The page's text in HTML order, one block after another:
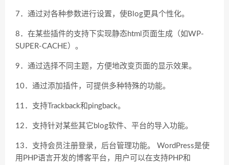
7．通过对各种参数进行设置，使Blog更具个性化。
8．在某些插件的支持下实现静态html页面生成（如WP-
SUPER-CACHE）。
9．通过选择不同主题，方便地改变页面的显示效果。
10．通过添加插件，可提供多种特殊的功能。
11．支持Trackback和pingback。
12．支持针对某些其它blog软件、平台的导入功能。
13．支持会员注册登录，后台管理功能。 WordPress是使
用PHP语言开发的博客平台，用户可以在支持PHP和